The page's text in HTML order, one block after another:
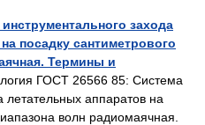
захода
посадку сантиметрового
Термины и
ГОСТ 26566 85: Система
летательных аппаратов на
волн радиомаячная.